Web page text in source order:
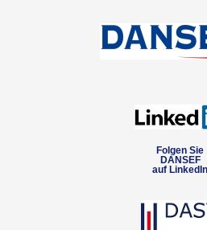
Folgen Sie
DANSEF
auf LinkedIn